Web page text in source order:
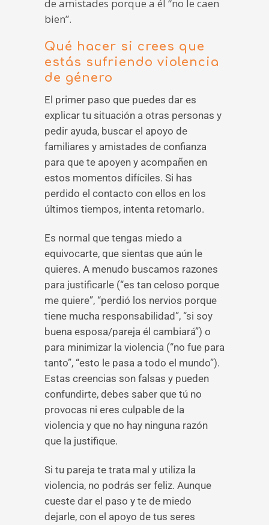
de amistades porque a él “no le caen
bien”.
Qué hacer si crees que
estás sufriendo violencia
de género
El primer paso que puedes dar es
explicar tu situación a otras personas y
pedir ayuda, buscar el apoyo de
familiares y amistades de confianza
para que te apoyen y acompañen en
estos momentos difíciles. Si has
perdido el contacto con ellos en los
últimos tiempos, intenta retomarlo.
Es normal que tengas miedo a
equivocarte, que sientas que aún le
quieres. A menudo buscamos razones
para justificarle (“es tan celoso porque
me quiere”, “perdió los nervios porque
tiene mucha responsabilidad”, “si soy
buena esposa/pareja él cambiará”) o
para minimizar la violencia (“no fue para
tanto”, “esto le pasa a todo el mundo”).
Estas creencias son falsas y pueden
confundirte, debes saber que tú no
provocas ni eres culpable de la
violencia y que no hay ninguna razón
que la justifique.
Si tu pareja te trata mal y utiliza la
violencia, no podrás ser feliz. Aunque
cueste dar el paso y te de miedo
dejarle, con el apoyo de tus seres